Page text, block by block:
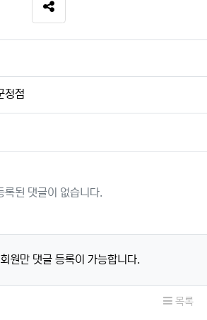
SNS 공유
청점
록된 댓글이 없습니다.
원만 댓글 등록이 가능합니다.
목록